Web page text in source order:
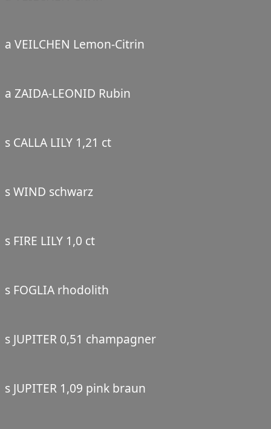
a VEILCHEN Lemon-Citrin
a ZAIDA-LEONID Rubin
s CALLA LILY 1,21 ct
s WIND schwarz
s FIRE LILY 1,0 ct
s FOGLIA rhodolith
s JUPITER 0,51 champagner
s JUPITER 1,09 pink braun